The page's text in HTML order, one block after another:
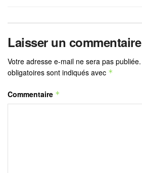
Laisser un commentaire
Votre adresse e-mail ne sera pas publiée.
obligatoires sont indiqués avec *
Commentaire *